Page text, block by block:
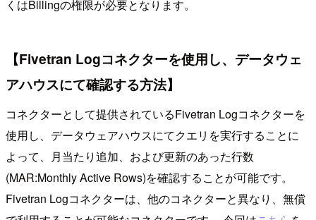
くはBillingの権限が必要となります。
【Fivetran Logコネクターを使用し、データウェ
アハウスにて確認する方法】
コネクターとして提供されているFivetran Logコネクターを
使用し、データウェアハウスにてクエリを実行することに
よって、月当たり追加、および更新のあった行数
(MAR:Monthly Active Rows)を確認することが可能です。
Fivetran Logコネクターは、他のコネクターと異なり、無償